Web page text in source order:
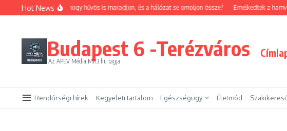
Ugrás a tartalomhoz
Hot News
trükközhetsz, hogy hűvös is maradjon, és a hálózat se omoljon össze? Emelkedtek a
Budapest 6 -Terézváros
Az APEV Média MR3.hu tagja
Rendőrségi hírek Kegyeleti tartalom Egészségügy Életmód